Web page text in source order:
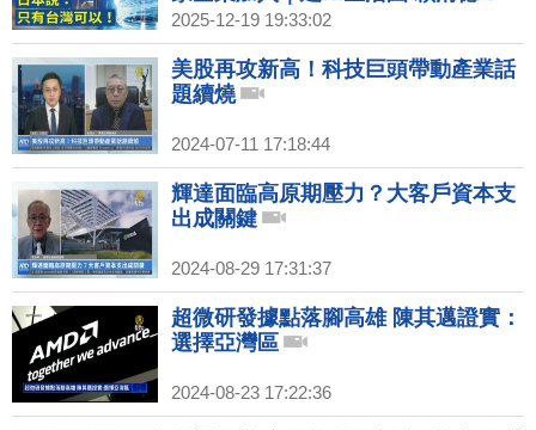
2040年為台育50萬AI人才｜高雄新百
貨商場齊發！日商三井百億投資建
LaLaport
2025-12-19 19:33:02
美股再攻新高！科技巨頭帶動產業話
題續燒
2024-07-11 17:18:44
輝達面臨高原期壓力？大客戶資本支
出成關鍵
2024-08-29 17:31:37
超微研發據點落腳高雄 陳其邁證實：
選擇亞灣區
2024-08-23 17:22:36